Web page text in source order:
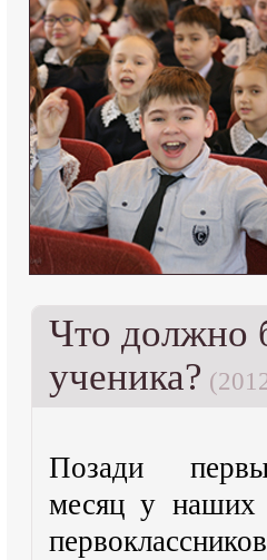
Что должно
ученика?
Позади
месяц у наших